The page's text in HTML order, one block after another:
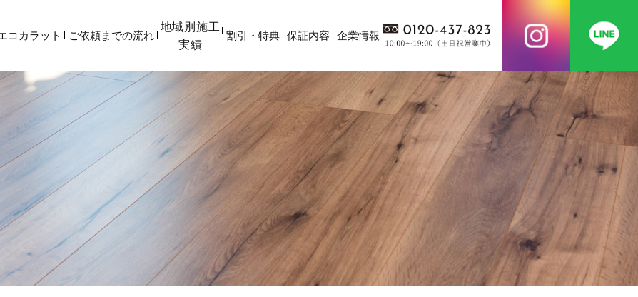
コカラット ご依頼までの流れ
地域別施工
実績
割引・特典 保証内容 企業情報